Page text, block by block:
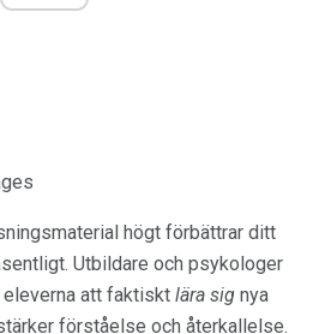
högt förbättrar ditt
Utbildare och psykologer
att faktiskt lära sig nya
förståelse och återkallelse.